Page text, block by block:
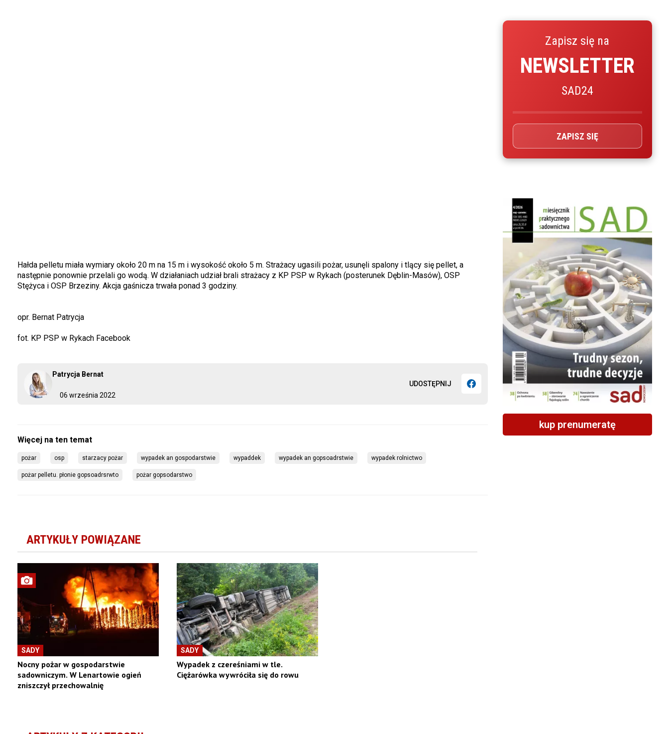
06 września 2022
Patrycja Bernat
UDOSTĘPNIJ
Hałda pelletu miała wymiary około 20 m na 15 m i wysokość około 5 m. Strażacy ugasili pożar, usunęli spalony i tlący się pellet, a
następnie ponownie przelali go wodą. W działaniach udział brali strażacy z KP PSP w Rykach (posterunek Dęblin-Masów), OSP
Stężyca i OSP Brzeziny. Akcja gaśnicza trwała ponad 3 godziny.
opr. Bernat Patrycja
fot. KP PSP w Rykach Facebook
pożar osp starzacy pożar wypadek an gospodarstwie wypaddek wypadek an gopsoadrstwie wypadek rolnictwo
pożar pelletu. płonie gopsoadrsrwto pożar gopsodarstwo
ARTYKUŁY POWIĄZANE
SADY
Nocny pożar w gospodarstwie
sadowniczym. W Lenartowie ogień
zniszczył przechowalnię
SADY
Wypadek z czereśniami w tle.
Ciężarówka wywróciła się do rowu
Zapisz się na
NEWSLETTER
SAD24
ZAPISZ SIĘ
kup prenumeratę